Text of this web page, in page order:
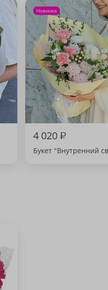
Новинка
4 020₽
Букет "Внутренний